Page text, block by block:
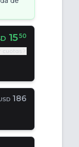
1550
cuotas
186